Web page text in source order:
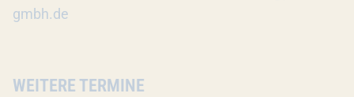
gmbh.de
WEITERE TERMINE